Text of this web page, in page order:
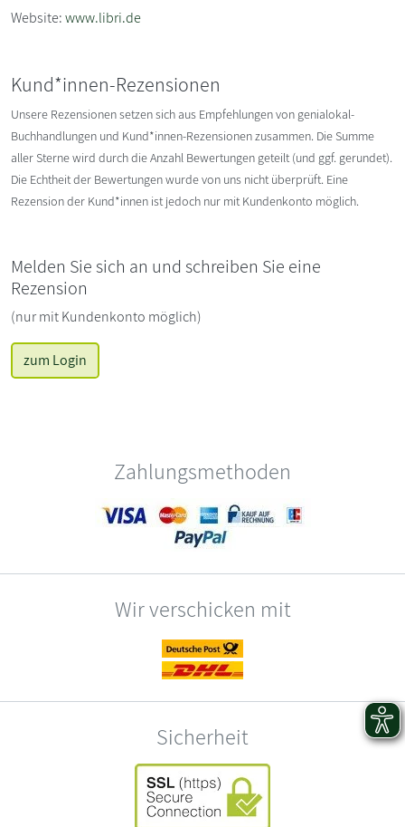
Website:www.libri.de
Kund*innen-Rezensionen
Unsere Rezensionen setzen sich aus Empfehlungen von genialokal-
Buchhandlungen und Kund*innen-Rezensionen zusammen. Die Summe
aller Sterne wird durch die Anzahl Bewertungen geteilt (und ggf. gerundet).
Die Echtheit der Bewertungen wurde von uns nicht überprüft. Eine
Rezension der Kund*innen ist jedoch nur mit Kundenkonto möglich.
Melden Sie sich an und schreiben Sie eine
Rezension
(nur mit Kundenkonto möglich)
zum Login
Zahlungsmethoden
Wir verschicken mit
Sicherheit